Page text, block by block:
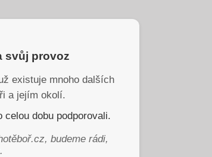
svůj provoz
existuje mnoho dalších
a jejím okolí.
dobu podporovali.
budeme rádi,
.